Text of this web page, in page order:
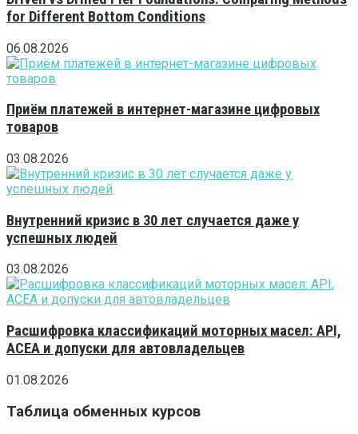
for Different Bottom Conditions
06.08.2026
Приём платежей в интернет-магазине цифровых
товаров
03.08.2026
Внутренний кризис в 30 лет случается даже у
успешных людей
03.08.2026
Расшифровка классификаций моторных масел: API,
ACEA и допуски для автовладельцев
01.08.2026
Таблица обменных курсов